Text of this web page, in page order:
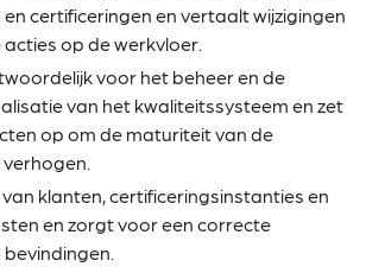
certificeringen en vertaalt wijzigingen
op de werkvloer.
voor het beheer en de
van het kwaliteitssysteem en zet
op om de maturiteit van de
klanten, certificeringsinstanties en
en zorgt voor een correcte